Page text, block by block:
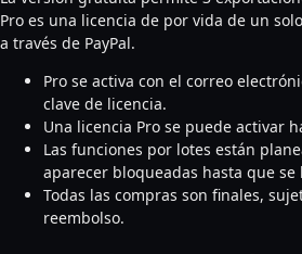
Pro es una licencia de por vida de un
a través de PayPal.
Pro se activa con el correo
clave de licencia.
Una licencia Pro se puede activar
Las funciones por lotes están
aparecer bloqueadas hasta que se
Todas las compras son finales,
reembolso.